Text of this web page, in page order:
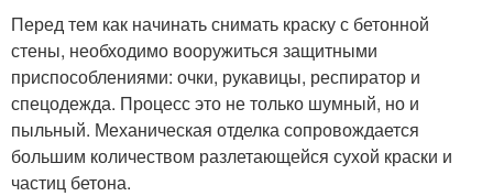
Перед тем как начинать снимать краску с бетонной
стены, необходимо вооружиться защитными
приспособлениями: очки, рукавицы, респиратор и
спецодежда. Процесс это не только шумный, но и
пыльный. Механическая отделка сопровождается
большим количеством разлетающейся сухой краски и
частиц бетона.